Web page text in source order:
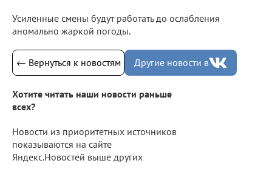
Усиленные смены будут работать до ослабления
аномально жаркой погоды.
← Вернуться к новостям Другие новости в
Хотите читать наши новости раньше
всех?
Новости из приоритетных источников
показываются на сайте
Яндекс.Новостей выше других